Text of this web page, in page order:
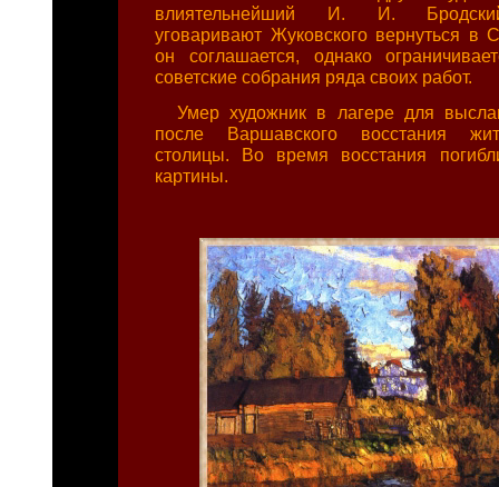
влиятельнейший И. И.
уговаривают Жуковского вернуться
он соглашается, однако
советские собрания ряда своих работ.
Умер художник в лагере для
после Варшавского восстания
столицы. Во время восстания
картины.